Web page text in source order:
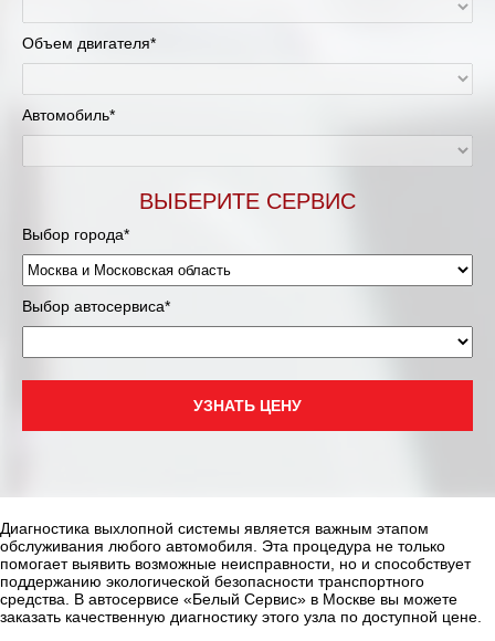
Муравленко
Нижневартовск
Новосибирск
Одинцово
Петрозаводск
Ростов-на-Дону
Объем двигателя*
Автомобиль*
ВЫБЕРИТЕ СЕРВИС
Выбор города*
Выбор автосервиса*
УЗНАТЬ ЦЕНУ
Диагностика выхлопной системы является важным этапом
обслуживания любого автомобиля. Эта процедура не только
помогает выявить возможные неисправности, но и способствует
поддержанию экологической безопасности транспортного
средства. В автосервисе «Белый Сервис» в Москве вы можете
заказать качественную диагностику этого узла по доступной цене.